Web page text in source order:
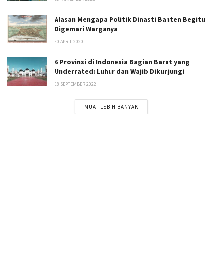
Alasan Mengapa Politik Dinasti Banten Begitu
Digemari Warganya
30 APRIL 2020
6 Provinsi di Indonesia Bagian Barat yang
Underrated: Luhur dan Wajib Dikunjungi
18 SEPTEMBER 2022
MUAT LEBIH BANYAK